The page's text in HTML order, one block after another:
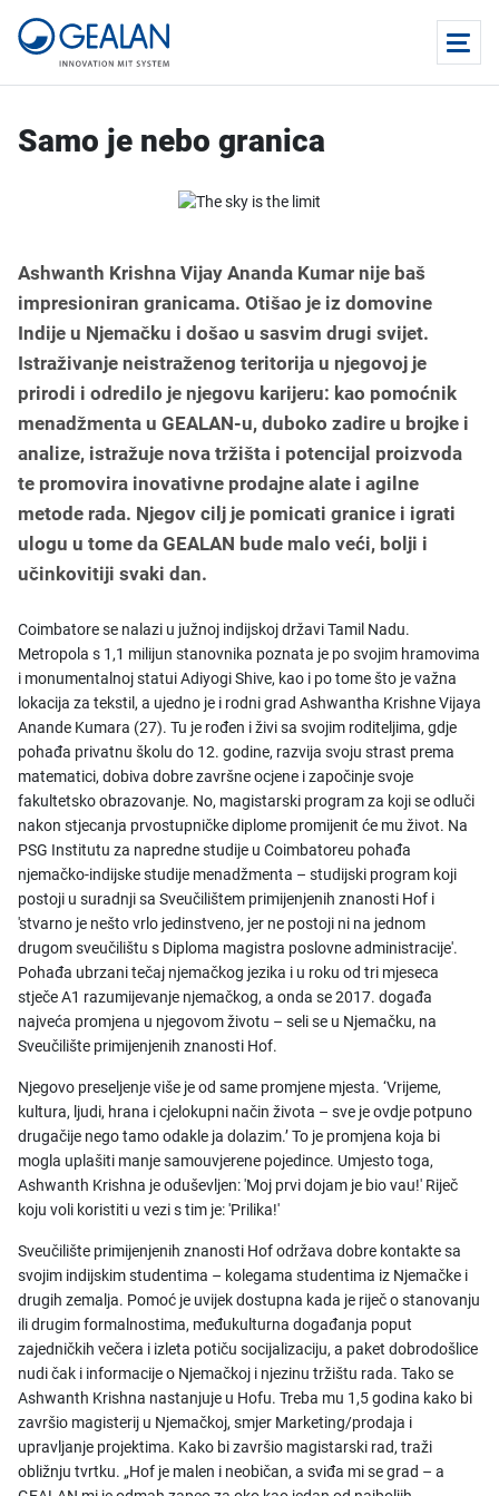
Samo je nebo granica
Ashwanth Krishna Vijay Ananda Kumar nije baš
impresioniran granicama. Otišao je iz domovine
Indije u Njemačku i došao u sasvim drugi svijet.
Istraživanje neistraženog teritorija u njegovoj je
prirodi i odredilo je njegovu karijeru: kao pomoćnik
menadžmenta u GEALAN-u, duboko zadire u brojke i
analize, istražuje nova tržišta i potencijal proizvoda
te promovira inovativne prodajne alate i agilne
metode rada. Njegov cilj je pomicati granice i igrati
ulogu u tome da GEALAN bude malo veći, bolji i
učinkovitiji svaki dan.
Coimbatore se nalazi u južnoj indijskoj državi Tamil Nadu.
Metropola s 1,1 milijun stanovnika poznata je po svojim hramovima
i monumentalnoj statui Adiyogi Shive, kao i po tome što je važna
lokacija za tekstil, a ujedno je i rodni grad Ashwantha Krishne Vijaya
Anande Kumara (27). Tu je rođen i živi sa svojim roditeljima, gdje
pohađa privatnu školu do 12. godine, razvija svoju strast prema
matematici, dobiva dobre završne ocjene i započinje svoje
fakultetsko obrazovanje. No, magistarski program za koji se odluči
nakon stjecanja prvostupničke diplome promijenit će mu život. Na
PSG Institutu za napredne studije u Coimbatoreu pohađa
njemačko-indijske studije menadžmenta – studijski program koji
postoji u suradnji sa Sveučilištem primijenjenih znanosti Hof i
'stvarno je nešto vrlo jedinstveno, jer ne postoji ni na jednom
drugom sveučilištu s Diploma magistra poslovne administracije'.
Pohađa ubrzani tečaj njemačkog jezika i u roku od tri mjeseca
stječe A1 razumijevanje njemačkog, a onda se 2017. događa
najveća promjena u njegovom životu – seli se u Njemačku, na
Sveučilište primijenjenih znanosti Hof.
Njegovo preseljenje više je od same promjene mjesta. ‘Vrijeme,
kultura, ljudi, hrana i cjelokupni način života – sve je ovdje potpuno
drugačije nego tamo odakle ja dolazim.’ To je promjena koja bi
mogla uplašiti manje samouvjerene pojedince. Umjesto toga,
Ashwanth Krishna je oduševljen: 'Moj prvi dojam je bio vau!' Riječ
koju voli koristiti u vezi s tim je: 'Prilika!'
Sveučilište primijenjenih znanosti Hof održava dobre kontakte sa
svojim indijskim studentima – kolegama studentima iz Njemačke i
drugih zemalja. Pomoć je uvijek dostupna kada je riječ o stanovanju
ili drugim formalnostima, međukulturna događanja poput
zajedničkih večera i izleta potiču socijalizaciju, a paket dobrodošlice
nudi čak i informacije o Njemačkoj i njezinu tržištu rada. Tako se
Ashwanth Krishna nastanjuje u Hofu. Treba mu 1,5 godina kako bi
završio magisterij u Njemačkoj, smjer Marketing/prodaja i
upravljanje projektima. Kako bi završio magistarski rad, traži
obližnju tvrtku. „Hof je malen i neobičan, a sviđa mi se grad – a